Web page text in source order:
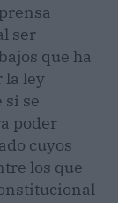
ser
que ha
la ley
si se
poder
cuyos
los que